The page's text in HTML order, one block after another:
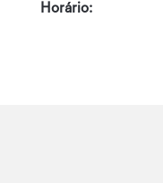
Horário: